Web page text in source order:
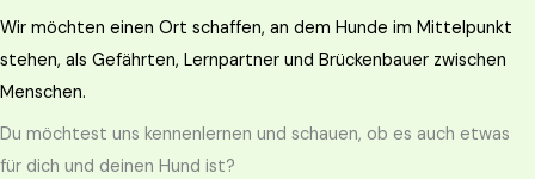
Wir möchten einen Ort schaffen, an dem Hunde im Mittelpunkt
stehen, als Gefährten, Lernpartner und Brückenbauer zwischen
Menschen.
Du möchtest uns kennenlernen und schauen, ob es auch etwas
für dich und deinen Hund ist?